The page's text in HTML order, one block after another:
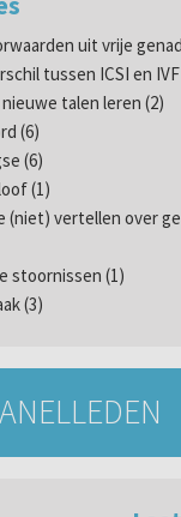
uit vrije
tussen ICSI en IVF
talen leren (2)
(6)
(6)
(1)
(niet) vertellen over
stoornissen (1)
(3)